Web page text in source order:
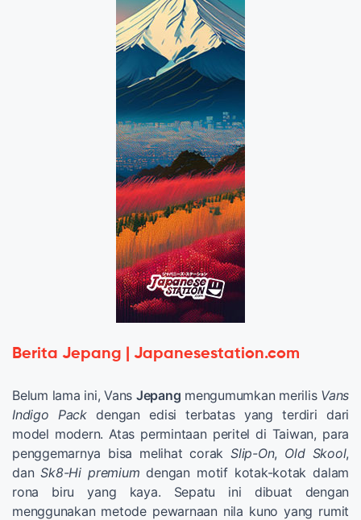
Berita Jepang | Japanesestation.com
Belum lama ini, Vans Jepang mengumumkan merilis Vans
Indigo Packdengan edisi terbatas yang terdiri dari
model modern. Atas permintaan peritel di Taiwan, para
penggemarnya bisa melihat corakSlip-On, Old Skool,
danSk8-Hi premium dengan motif kotak-kotak dalam
rona biru yang kaya. Sepatu ini dibuat dengan
menggunakan metode pewarnaan nila kuno yang rumit